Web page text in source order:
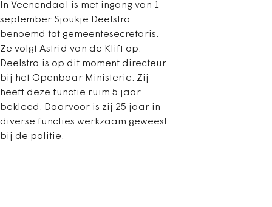
In Veenendaal is met ingang van 1
september Sjoukje Deelstra
benoemd tot gemeentesecretaris.
Ze volgt Astrid van de Klift op.
Deelstra is op dit moment directeur
bij het Openbaar Ministerie. Zij
heeft deze functie ruim 5 jaar
bekleed. Daarvoor is zij 25 jaar in
diverse functies werkzaam geweest
bij de politie.